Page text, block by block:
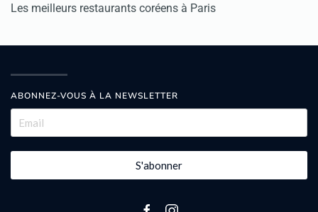
Les meilleurs restaurants coréens à Paris
ABONNEZ-VOUS À LA NEWSLETTER
S'abonner